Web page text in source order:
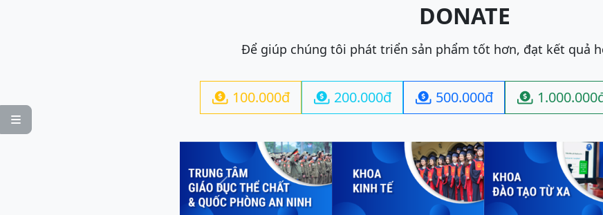

DONATE
Để giúp chúng tôi phát triển sản phẩm tốt hơn, đạt kết quả
 100.000đ  200.000đ  500.000đ 
Previous